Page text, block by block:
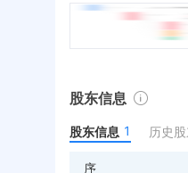
股东信息
股东信息 1 历史
序